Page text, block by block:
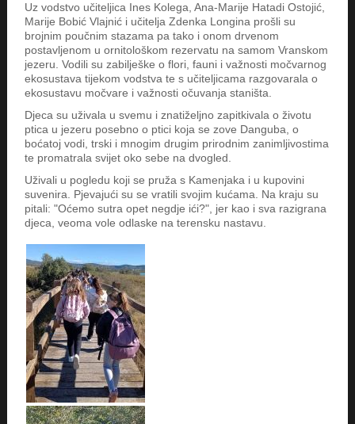
Uz vodstvo učiteljica Ines Kolega, Ana-Marije Hatadi Ostojić,
Marije Bobić Vlajnić i učitelja Zdenka Longina prošli su
brojnim poučnim stazama pa tako i onom drvenom
postavljenom u ornitološkom rezervatu na samom Vranskom
jezeru. Vodili su zabilješke o flori, fauni i važnosti močvarnog
ekosustava tijekom vodstva te s učiteljicama razgovarala o
ekosustavu močvare i važnosti očuvanja staništa.
Djeca su uživala u svemu i znatiželjno zapitkivala o životu
ptica u jezeru posebno o ptici koja se zove Danguba, o
boćatoj vodi, trski i mnogim drugim prirodnim zanimljivostima
te promatrala svijet oko sebe na dvogled.
Uživali u pogledu koji se pruža s Kamenjaka i u kupovini
suvenira. Pjevajući su se vratili svojim kućama. Na kraju su
pitali: "Oćemo sutra opet negdje ići?", jer kao i sva razigrana
djeca, veoma vole odlaske na terensku nastavu.